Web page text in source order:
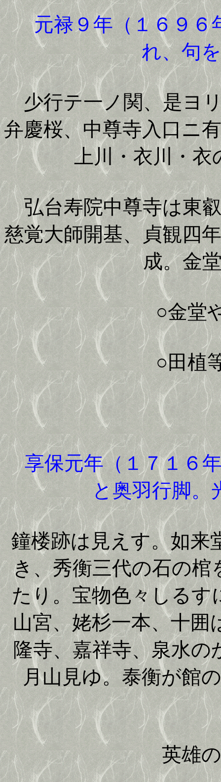
元禄９年（１６９６
れ、句
少行テ一ノ関、是ヨ
弁慶桜、中尊寺入口ニ
上川・衣川・衣
弘台寿院中尊寺は東叡
慈覚大師開基、貞観四
成。金
○金堂や泥
○田植等が
享保元年（１７１６年
と奥羽行脚。
鐘楼跡は見えす。如来
き、秀衡三代の石の棺
たり。宝物色々しるす
山宮、姥杉一本、十
隆寺、嘉祥寺、泉水
月山見ゆ。泰衡が館
英雄の跡